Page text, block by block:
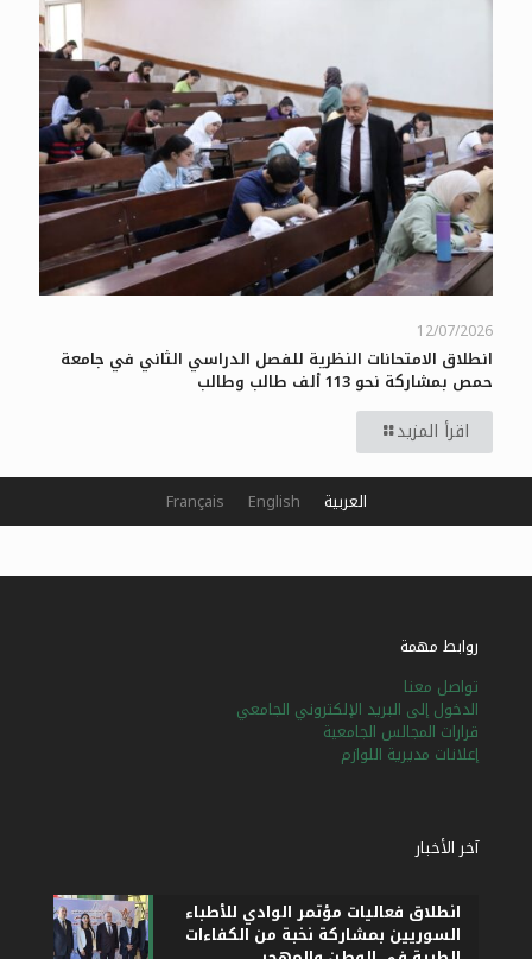
12/07/2026
انطلاق الامتحانات النظرية للفصل الدراسي الثاني في جامعة
حمص بمشاركة نحو 113 ألف طالب وطالب
اقرأ المزيد
روابط مهمة
تواصل معنا
الدخول إلى البريد الإلكتروني الجامعي
قرارات المجالس الجامعية
إعلانات مديرية اللوازم
آخر الأخبار
انطلاق فعاليات مؤتمر الوادي للأطباء
السوريين بمشاركة نخبة من الكفاءات
العربية English
Français